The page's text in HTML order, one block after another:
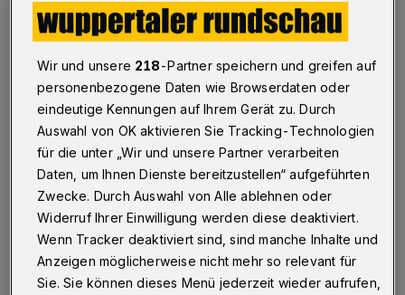
Thorsten Böth ist nun Uni-
Honorarprofessor
Wuppertal·Der DRK-Kreisverband Wuppertal
gratuliert seinem Geschäftsführer Prof. Dr. Thorsten
Böth zur Verleihung der Honorarprofessur durch die
Bergische Universität Wuppertal.
20.05.2026 , 11:00 Uhr Eine Minute Lesezeit
Wir und unsere 218-Partner speichern und greifen auf
personenbezogene Daten wie Browserdaten oder
eindeutige Kennungen auf Ihrem Gerät zu. Durch
Auswahl von OK aktivieren Sie Tracking-Technologien
für die unter „Wir und unsere Partner verarbeiten
Daten, um Ihnen Dienste bereitzustellen“ aufgeführten
Zwecke. Durch Auswahl von Alle ablehnen oder
Widerruf Ihrer Einwilligung werden diese deaktiviert.
Wenn Tracker deaktiviert sind, sind manche Inhalte und
Anzeigen möglicherweise nicht mehr so relevant für
Sie. Sie können dieses Menü jederzeit wieder aufrufen,